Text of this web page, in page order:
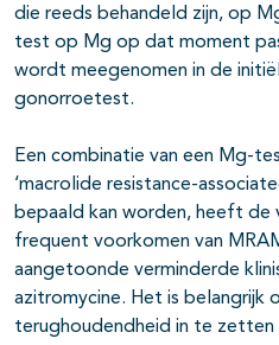
die reeds behandeld zijn, op
test op Mg op dat moment
wordt meegenomen in de
gonorroetest.
Een combinatie van een Mg-
‘macrolide resistance-
bepaald kan worden, heeft de
frequent voorkomen van
aangetoonde verminderde
azitromycine. Het is belangrijk
terughoudendheid in te zetten